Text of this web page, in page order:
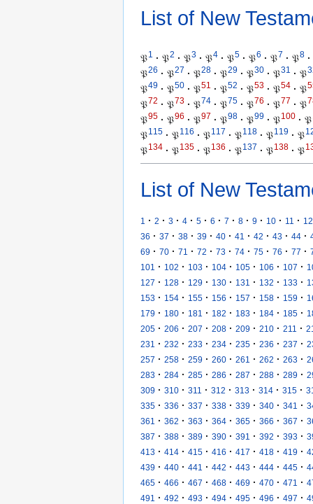
List of New
𝔓1 · 𝔓2 · 𝔓3 · 𝔓4 · 𝔓5 · 𝔓6 · 𝔓7 · 𝔓8 ·
𝔓26 · 𝔓27 · 𝔓28 · 𝔓29 · 𝔓30 · 𝔓31 · 𝔓
𝔓49 · 𝔓50 · 𝔓51 · 𝔓52 · 𝔓53 · 𝔓54 · 𝔓
𝔓72 · 𝔓73 · 𝔓74 · 𝔓75 · 𝔓76 · 𝔓77 · 𝔓
𝔓95 · 𝔓96 · 𝔓97 · 𝔓98 · 𝔓99 · 𝔓100 · 𝔓
𝔓115 · 𝔓116 · 𝔓117 · 𝔓118 · 𝔓119 · 𝔓
𝔓134 · 𝔓135 · 𝔓136 · 𝔓137 · 𝔓138 · 𝔓
List of New
1 · 2 · 3 · 4 · 5 · 6 · 7 · 8 · 9 · 10 · 11 · 12
36 · 37 · 38 · 39 · 40 · 41 · 42 · 43 · 44 ·
69 · 70 · 71 · 72 · 73 · 74 · 75 · 76 · 77 ·
101
· 102 · 103 · 104 · 105 · 106 · 107 ·
127 · 128 · 129 · 130 · 131 · 132 · 133 ·
153 · 154 · 155 · 156 · 157 · 158 · 159 ·
179 · 180 · 181 · 182 · 183 · 184 · 185 ·
205 · 206 · 207 · 208 · 209 · 210 · 211 ·
231
· 232 · 233 · 234 · 235 · 236 · 237 ·
257 · 258 · 259 · 260 · 261 · 262 · 263 ·
283 · 284 · 285 · 286 · 287 · 288 · 289 ·
309 · 310 · 311 · 312 · 313 · 314 · 315 ·
335 · 336 · 337 · 338 · 339 · 340 · 341 ·
361
· 362 · 363 · 364 · 365 · 366 · 367 ·
387 · 388 · 389 · 390 · 391 · 392 · 393 ·
413 · 414 · 415 · 416 · 417 · 418 · 419 ·
439 · 440 · 441 · 442 · 443 · 444 · 445 ·
465 · 466 · 467 · 468 · 469 · 470 · 471 ·
491
· 492 · 493 · 494 · 495 · 496 · 497 ·